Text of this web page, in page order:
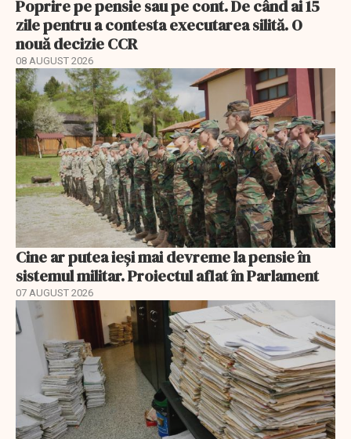
Poprire pe pensie sau pe cont. De când ai 15
zile pentru a contesta executarea silită. O
nouă decizie CCR
08 AUGUST 2026
Cine ar putea ieși mai devreme la pensie în
sistemul militar. Proiectul aflat în Parlament
07 AUGUST 2026